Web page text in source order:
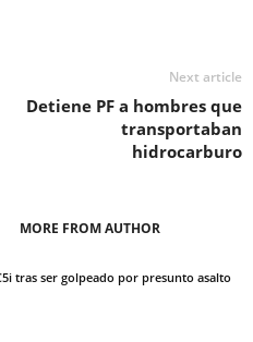
Next article
Detiene PF a hombres que
transportaban
hidrocarburo
MORE FROM AUTHOR
tras ser golpeado por presunto asalto